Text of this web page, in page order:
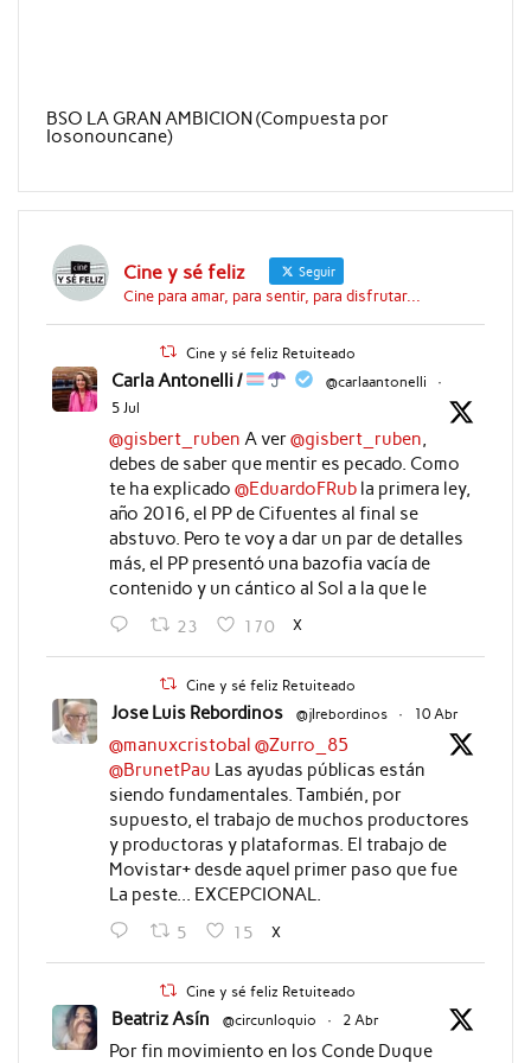
BSO LA GRAN AMBICION (Compuesta por
Iosonouncane)
Cine y sé feliz Seguir
Cine para amar, para sentir, para disfrutar...
Cine y sé feliz Retuiteado
Carla Antonelli / @carlaantonelli
·
5 Jul
@gisbert_ruben A ver@gisbert_ruben
debes de saber que mentir es pecado. Como
te ha explicado @EduardoFRubla primera ley,
año 2016, el PP de Cifuentes al final se
abstuvo. Pero te voy a dar un par de detalles
más, el PP presentó una bazofia vacía de
contenido y un cántico al Sol a la que le
23 170 X
Cine y sé feliz Retuiteado
Jose Luis Rebordinos @jlrebordinos · 10 Abr
@manuxcristobal @Zurro_85
@BrunetPau Las ayudas públicas están
siendo fundamentales. También, por
supuesto, el trabajo de muchos productores
y productoras y plataformas. El trabajo de
Movistar+ desde aquel primer paso que fue
La peste... EXCEPCIONAL.
5 15 X
Cine y sé feliz Retuiteado
Beatriz Asín @circunloquio · 2 Abr
Por fin movimiento en los Conde Duque